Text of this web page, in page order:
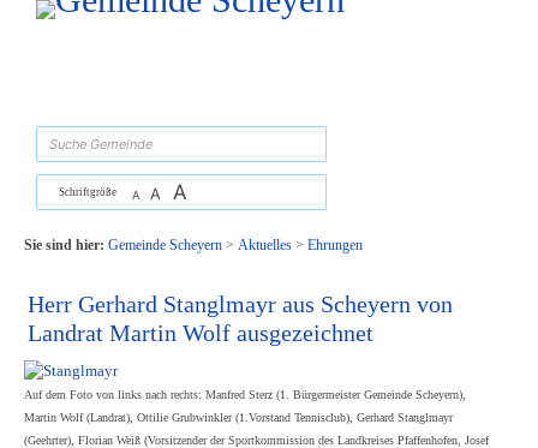
Zum Inhalt, zur Navigationoder zur Startseite springen.
Schriftgröße A A A
Sie sind hier: Gemeinde Scheyern> Aktuelles> Ehrungen
Herr Gerhard Stanglmayr aus Scheyern von
Landrat Martin Wolf ausgezeichnet
Auf dem Foto von links nach rechts: Manfred Sterz (1. Bürgermeister Gemeinde Scheyern),
Martin Wolf (Landrat), Ottilie Grubwinkler (1.Vorstand Tennisclub), Gerhard Stanglmayr
(Geehrter), Florian Weiß (Vorsitzender der Sportkommission des Landkreises Pfaffenhofen, Josef